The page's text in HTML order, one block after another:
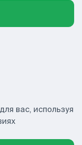
вас, используя